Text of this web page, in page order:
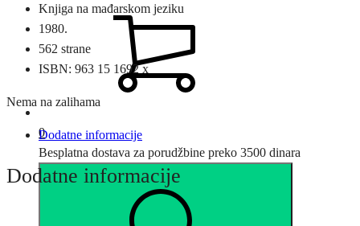
0
Besplatna dostava za porudžbine preko 3500 dinara
Knjiga na mađarskom jeziku
1980.
562 strane
ISBN: 963 15 1692 x
Nema na zalihama
Dodatne informacije
Dodatne informacije